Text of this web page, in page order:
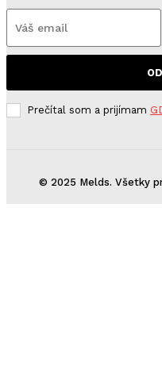
Prečítal som a prijímam
© 2025 Melds. Všetky